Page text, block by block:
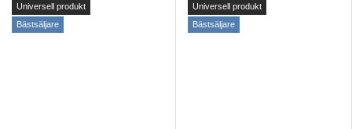
Universell produkt
Bästsäljare
Universell produkt
Bästsäljare